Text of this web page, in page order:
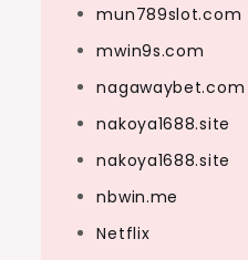
mun789slot.com
mwin9s.com
nagawaybet.com
nakoya1688.site
nakoya1688.site
nbwin.me
Netflix